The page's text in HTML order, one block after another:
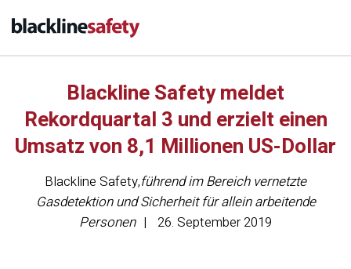
Blackline Safety meldet
Rekordquartal 3 und erzielt einen
Umsatz von 8,1 Millionen US-Dollar
Blackline Safety,führend im Bereich vernetzte
Gasdetektion und Sicherheit für allein arbeitende
Personen
26. September 2019